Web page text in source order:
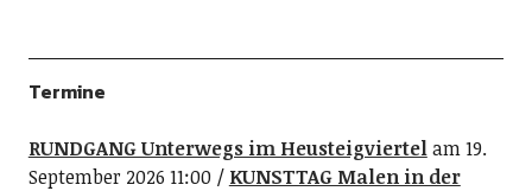
Termine
RUNDGANG Unterwegs im Heusteigviertelam 19.
September 2026 11:00
KUNSTTAG Malen in der